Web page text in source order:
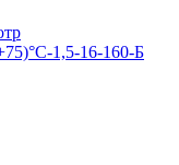
1,5-16-160-Б